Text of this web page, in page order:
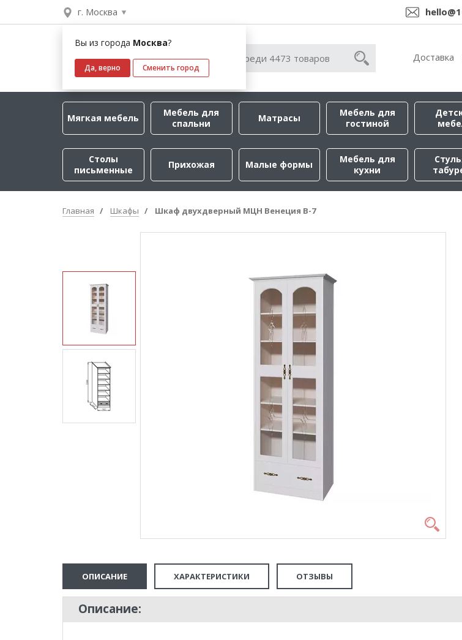
г. Москва
Вы из города Москва?
Да, верно Сменить город
Доставка
Мягкая мебель
Мебель для
спальни
Матрасы
Мебель для
гостиной
Столы
письменные
Прихожая Малые формы
Мебель для
кухни
Главная Шкафы Шкаф двухдверный МЦН Венеция В-7
ОПИСАНИЕ ХАРАКТЕРИСТИКИ ОТЗЫВЫ
Описание: